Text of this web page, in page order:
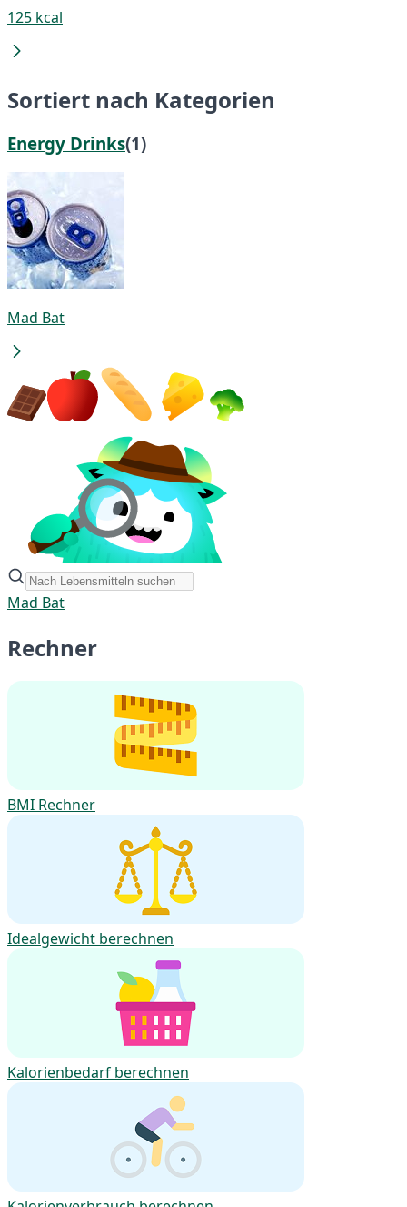
125 kcal
Sortiert nach Kategorien
Energy Drinks(1)
Mad Bat
Mad Bat
Rechner
BMI Rechner
Idealgewicht berechnen
Kalorienbedarf berechnen